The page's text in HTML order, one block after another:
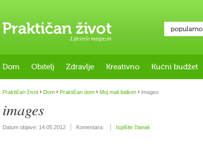
Lifestyle magazin
popularno
Dom Obitelj Zdravlje Kreativno Kućni budžet
Praktičan život › Dom › Praktičan dom › Moj mali balkon › images
images
Datum objave: 14.05.2012 Komentara: Ispišite članak